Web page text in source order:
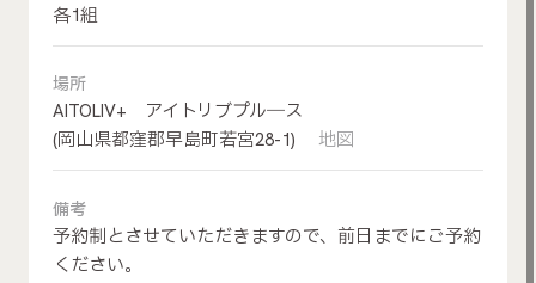
各1組
場所
AITOLIV+ アイトリブプル―ス
(岡山県都窪郡早島町若宮28-1) 地図
備考
予約制とさせていただきますので、前日までにご予約
ください。